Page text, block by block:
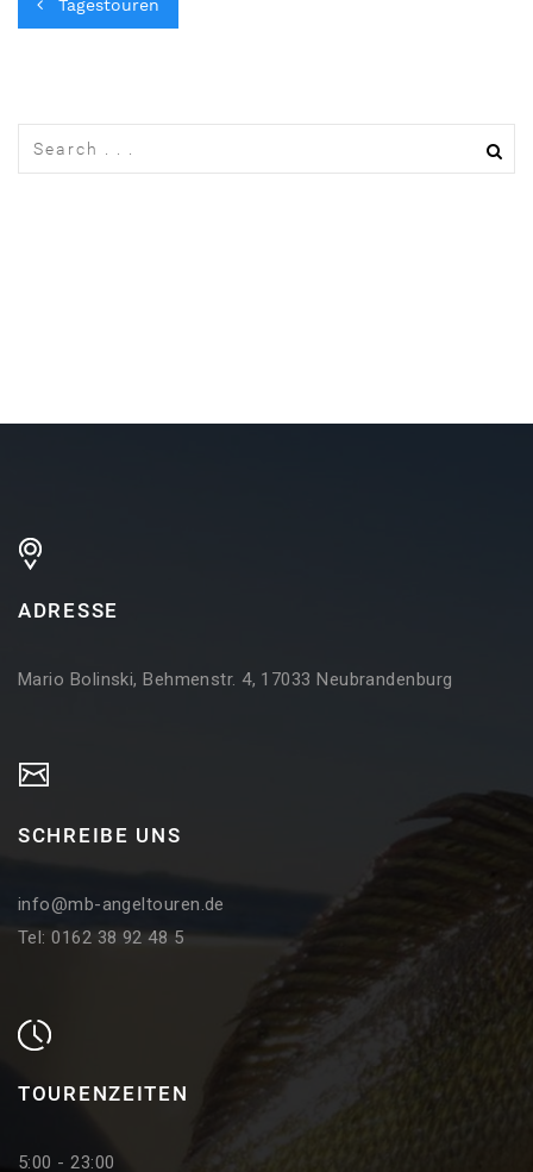
Tagestouren
ADRESSE
Mario Bolinski, Behmenstr. 4, 17033 Neubrandenburg
SCHREIBE UNS
info@mb-angeltouren.de
Tel: 0162 38 92 48 5
TOURENZEITEN
5:00 - 23:00